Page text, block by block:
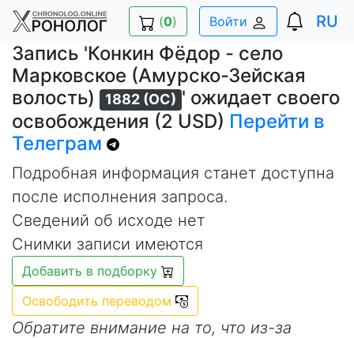
(0) Войти RU
Запись 'Конкин Фёдор - село
Марковское (Амурско-Зейская
волость)
1882 (ОС) ' ожидает своего
освобождения (2 USD) Перейти в
Телеграм
Подробная информация станет доступна
после исполнения запроса.
Сведений об исходе нет
Снимки записи имеются
Добавить в подборку
Освободить переводом
Обратите внимание на то, что из-за